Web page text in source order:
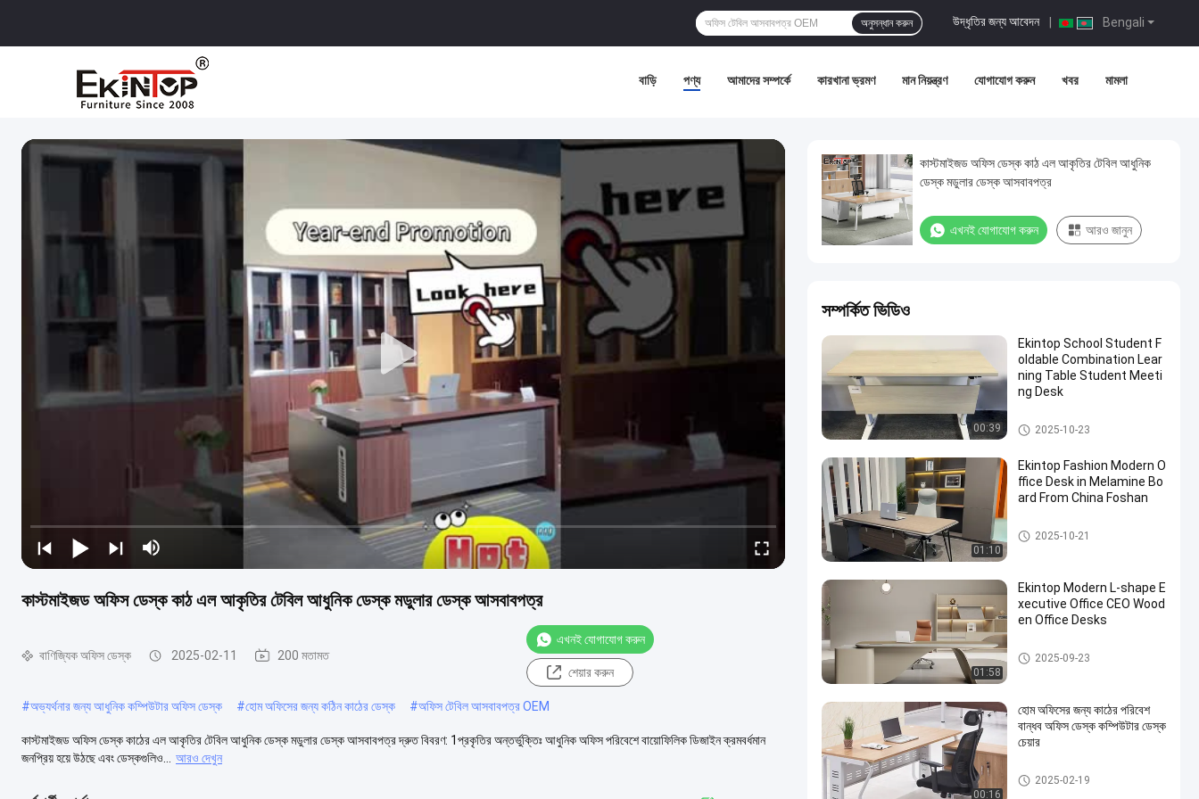
Bengali
উদ্ধৃতির জন্য আবেদন
অনুসন্ধান করুন
বাড়ি পণ্য আমাদের সম্পর্কে কারখানা ভ্রমণ মান নিয়ন্ত্রণ যোগাযোগ করুন খবর মামলা
কাস্টমাইজড অফিস ডেস্ক কাঠ এল আকৃতির টেবিল আধুনিক ডেস্ক মডুলার ডেস্ক আসবাবপত্র
বাণিজ্যিক অফিস ডেস্ক 2025-02-11 200 মতামত
এখনই যোগাযোগ করুন
শেয়ার করুন
#অভ্যর্থনার জন্য আধুনিক কম্পিউটার অফিস ডেস্ক #হোম অফিসের জন্য কঠিন কাঠের ডেস্ক #অফিস টেবিল আসবাবপত্র OEM
কাস্টমাইজড অফিস ডেস্ক কাঠের এল আকৃতির টেবিল আধুনিক ডেস্ক মডুলার ডেস্ক আসবাবপত্র দ্রুত বিবরণ: 1প্রকৃতির অন্তর্ভুক্তিঃ আধুনিক অফিস পরিবেশে বায়োফিলিক ডিজাইন ক্রমবর্ধমান
জনপ্রিয় হয়ে উঠছে এবং ডেস্কগুলিও...
আরও দেখুন
কাস্টমাইজড অফিস ডেস্ক কাঠ এল আকৃতির টেবিল আধুনিক
ডেস্ক মডুলার ডেস্ক আসবাবপত্র
এখনই যোগাযোগ করুন আরও জানুন
সম্পর্কিত ভিডিও
00:39
Ekintop School Student F
oldable Combination Lear
ning Table Student Meeti
ng Desk
বাণিজ্যিক অফিস ডেস্ক
2025-10-23
01:10
Ekintop Fashion Modern O
ffice Desk in Melamine Bo
ard From China Foshan
বাণিজ্যিক অফিস ডেস্ক
2025-10-21
01:58
Ekintop Modern L-shape E
xecutive Office CEO Wood
en Office Desks
বাণিজ্যিক অফিস ডেস্ক
2025-09-23
00:16
হোম অফিসের জন্য কাঠের পরিবেশ
বান্ধব অফিস ডেস্ক কম্পিউটার ডেস্ক
চেয়ার
বাণিজ্যিক অফিস ডেস্ক
2025-02-19